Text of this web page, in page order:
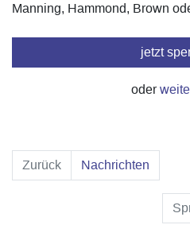
Manning, Hammond, Brown
jetzt
oder
Zurück Nachrichten